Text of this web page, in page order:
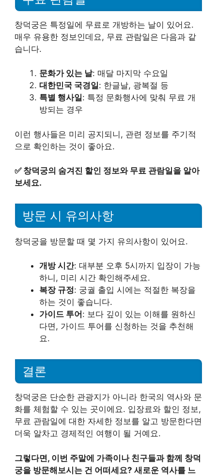
창덕궁은 특정일에 무료로 개방하는 날이 있어요.
매우 유용한 정보인데요, 무료 관람일은 다음과 같
습니다.
문화가 있는 날: 매달 마지막 수요일
대한민국 국경일: 한글날, 광복절 등
특별 행사일: 특정 문화행사에 맞춰 무료 개
방되는 경우
이런 행사들은 미리 공지되니, 관련 정보를 주기적
으로 확인하는 것이 좋아요.
✅ 창덕궁의 숨겨진 할인 정보와 무료 관람일을 알아
보세요.
방문 시 유의사항
창덕궁을 방문할 때 몇 가지 유의사항이 있어요.
개방 시간: 대부분 오후 5시까지 입장이 가능
하니, 미리 시간 확인해주세요.
복장 규정: 궁궐 출입 시에는 적절한 복장을
하는 것이 좋습니다.
가이드 투어 : 보다 깊이 있는 이해를 원하신
다면, 가이드 투어를 신청하는 것을 추천해
요.
결론
창덕궁은 단순한 관광지가 아니라 한국의 역사와 문
화를 체험할 수 있는 곳이에요. 입장료와 할인 정보,
무료 관람일에 대한 자세한 정보를 알고 방문한다면
더욱 알차고 경제적인 여행이 될 거예요.
그렇다면, 이번 주말에 가족이나 친구들과 함께 창덕
궁을 방문해보시는 건 어떠세요? 새로운 역사를 느